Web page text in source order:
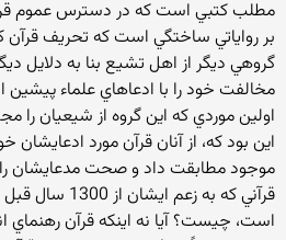
مطلب‌ كتبي‌ است‌ كه‌ در دسترس‌ عموم‌
بر رواياتي‌ ساختگي‌ است‌ كه‌ تحريف‌ قرآن‌
گروهي‌ ديگر از اهل‌ تشيع‌ بنا به‌ دلايل‌
مخالفت‌ خود را با ادعاهاي‌ علماء پيشين‌
اولين‌ موردي‌ كه‌ اين‌ گروه‌ از شيعيان‌ را
اين‌ بود كه‌، از آنان‌ قرآن‌ مورد ادعايشان‌
موجود مطابقت‌ داد و صحت‌ مدعايشان‌ را
قرآني‌ كه‌ به‌ زعم‌
است‌، چيست‌؟ آيا نه‌ اينكه‌ قرآن‌ رهنماي‌